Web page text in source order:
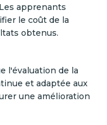
apprenants
le coût de la
obtenus.
l'évaluation de la
et adaptée aux
une amélioration